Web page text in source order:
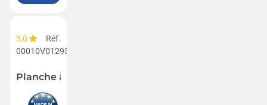
5,0
Réf.
00010V0129570
Planche à découper en aulne